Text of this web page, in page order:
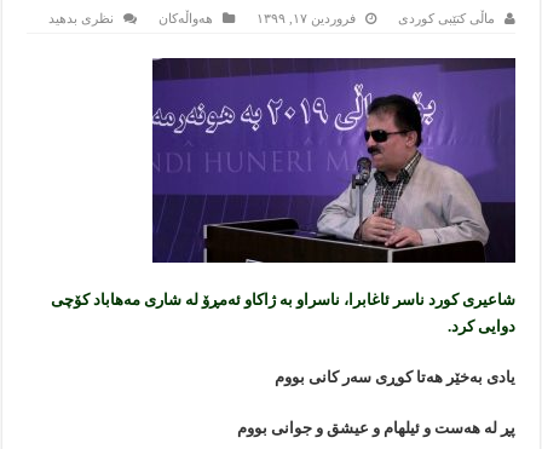
ماڵی کتێبی کوردی فروردین ۱۷, ۱۳۹۹ هه‌واڵه‌کان نظری بدهید
شاعیری کورد ‎ناسر ئاغابرا، ناسراو بە ژاکاو ئەمڕۆ لە شاری ‎مەهاباد کۆچی
دوایی کرد.
یادی به‌خێر هه‌تا کوڕی سه‌ر کانی بووم
پڕ له‌ هه‌ست و ئیلهام و عیشق و جوانی بووم